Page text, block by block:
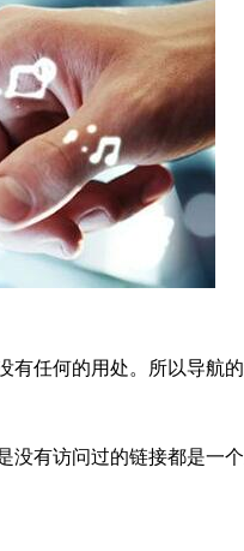
任何的用处。所以导航的
有访问过的链接都是一